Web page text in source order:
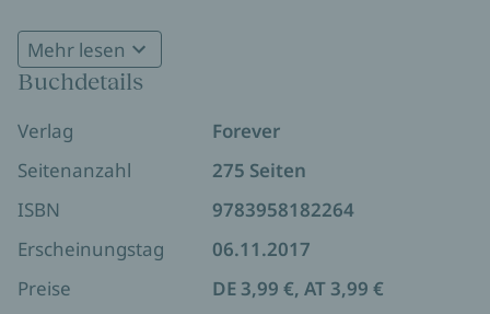
sofort hingezogen fühlt. Die beiden kommen sich
immer näher, doch da taucht plötzlich der Vater von
Leahs Tochter wieder auf und stellt sie vor eine
schwierige Entscheidung …
Mehr lesen
Buchdetails
Verlag
Forever
Seitenanzahl
275 Seiten
ISBN
9783958182264
Erscheinungstag
06.11.2017
Preise
DE 3,99 €, AT 3,99 €